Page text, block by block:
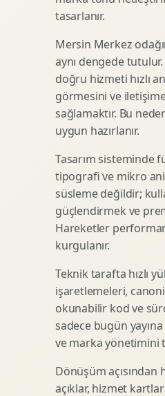
SEO Icerik Stratejisi
Schema Markup Optimizasyonu
Premium Ambalaj Tasarimi
Etiket Tasarimi
Kutu Tasarimi
Raf Gorunurlugu
Gida Ambalaj Tasarimi
Kozmetik Ambalaj Tasarimi
E Ticaret Kutu Tasarimi
Ambalaj Mockup Tasarimi
Shopify Tasarim
Woocommerce Tasarim
Eticaret UX Optimizasyonu
Kategori Sayfasi Tasarimi
tasarlanır.
Mersin Merkez
aynı dengede
doğru hizmeti hızlı
görmesini ve
sağlamaktır. Bu
uygun hazırlanır.
Tasarım sisteminde
tipografi ve mikro
süsleme değildir;
güçlendirmek ve
Hareketler
kurgulanır.
Teknik tarafta hızlı
işaretlemeleri,
okunabilir kod ve
sadece bugün
ve marka yönetimini
Dönüşüm
açıklar, hizmet